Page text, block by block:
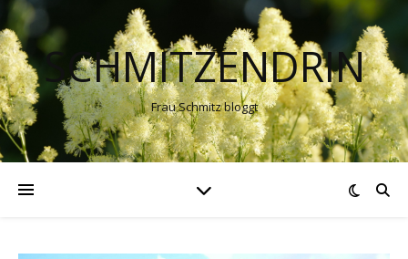
SCHMITZENDRIN
Frau Schmitz bloggt